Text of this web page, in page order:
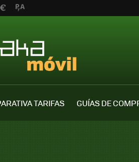
TARIFAS
GUÍAS DE